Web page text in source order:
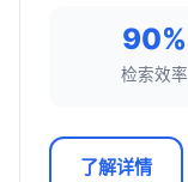
90%
检索效率
了解详情